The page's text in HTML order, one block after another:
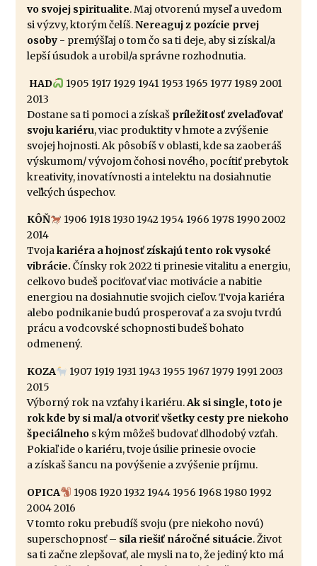
vo svojej spiritualite. Maj otvorenú myseľ a uvedom
si výzvy, ktorým čelíš.Nereaguj z pozície prvej
osoby - premýšľaj o tom čo sa ti deje, aby si získal/a
lepší úsudok a urobil/a správne rozhodnutia.
HAD
1905 1917 1929 1941 1953 1965 1977 1989 2001
2013
Dostane sa ti pomoci a získaš príležitosť zvelaďovať
svoju kariéru, viac produktity v hmote a zvýšenie
svojej hojnosti. Ak pôsobíš v oblasti, kde sa zaoberáš
výskumom/ vývojom čohosi nového, pocítiť prebytok
kreativity, inovatívnosti a intelektu na dosiahnutie
veľkých úspechov.
KÔŇ
1906 1918 1930 1942 1954 1966 1978 1990 2002
2014
Tvojakariéra a hojnosť získajú tento rok vysoké
vibrácie. Čínsky rok 2022 ti prinesie vitalitu a energiu,
celkovo budeš pociťovať viac motivácie a nabitie
energiou na dosiahnutie svojich cieľov. Tvoja kariéra
alebo podnikanie budú prosperovať a za svoju tvrdú
prácu a vodcovské schopnosti budeš bohato
odmenený.
KOZA
1907 1919 1931 1943 1955 1967 1979 1991 2003
2015
Výborný rok na vzťahy i kariéru.Ak si single, toto je
rok kde by si mal/a otvoriť všetky cesty pre niekoho
špeciálnehos kým môžeš budovať dlhodobý vzťah.
Pokiaľ ide o kariéru, tvoje úsilie prinesie ovocie
a získaš šancu na povýšenie a zvýšenie príjmu.
OPICA
1908 1920 1932 1944 1956 1968 1980 1992
2004 2016
V tomto roku prebudíš svoju (pre niekoho novú)
superschopnosť – sila riešiť náročné situácie. Život
sa ti začne zlepšovať, ale mysli na to, že jediný kto má